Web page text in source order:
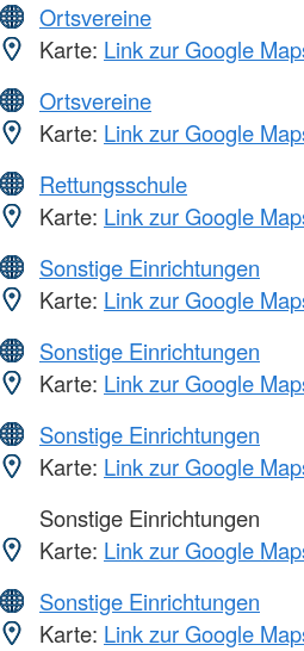
Ortsvereine
Karte: Link zur Google
Ortsvereine
Karte: Link zur Google
Rettungsschule
Karte: Link zur Google
Sonstige Einrichtungen
Karte: Link zur Google
Sonstige Einrichtungen
Karte: Link zur Google
Sonstige Einrichtungen
Karte: Link zur Google
Sonstige Einrichtungen
Karte: Link zur Google
Sonstige Einrichtungen
Karte: Link zur Google